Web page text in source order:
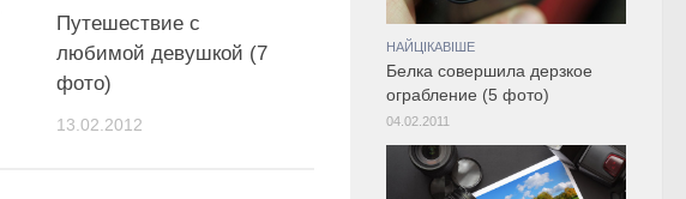
Путешествие с
любимой девушкой (7
фото)
13.02.2012
НАЙЦІКАВІШЕ
Белка совершила дерзкое
ограбление (5 фото)
04.02.2011